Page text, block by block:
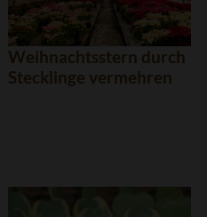
Weihnachtsstern durch
Stecklinge vermehren